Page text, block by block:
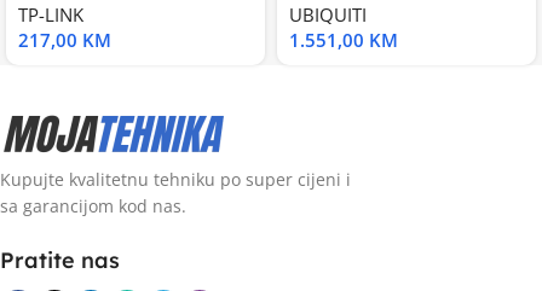
TP-LINK
217,00 KM
UBIQUITI
1.551,00 KM
Kupujte kvalitetnu tehniku po super cijeni i
sa garancijom kod nas.
Pratite nas